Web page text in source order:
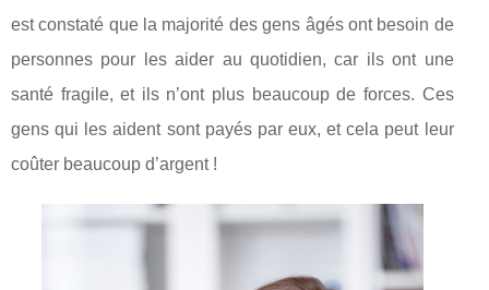
est constaté que la majorité des gens âgés ont besoin de
personnes pour les aider au quotidien, car ils ont une
santé fragile, et ils n’ont plus beaucoup de forces. Ces
gens qui les aident sont payés par eux, et cela peut leur
coûter beaucoup d’argent !